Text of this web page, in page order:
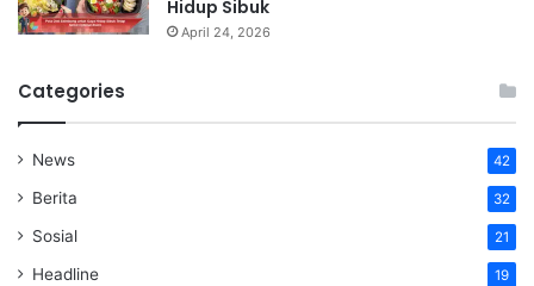
Hidup Sibuk
April 24, 2026
Categories
News 42
Berita 32
Sosial 21
Headline 19